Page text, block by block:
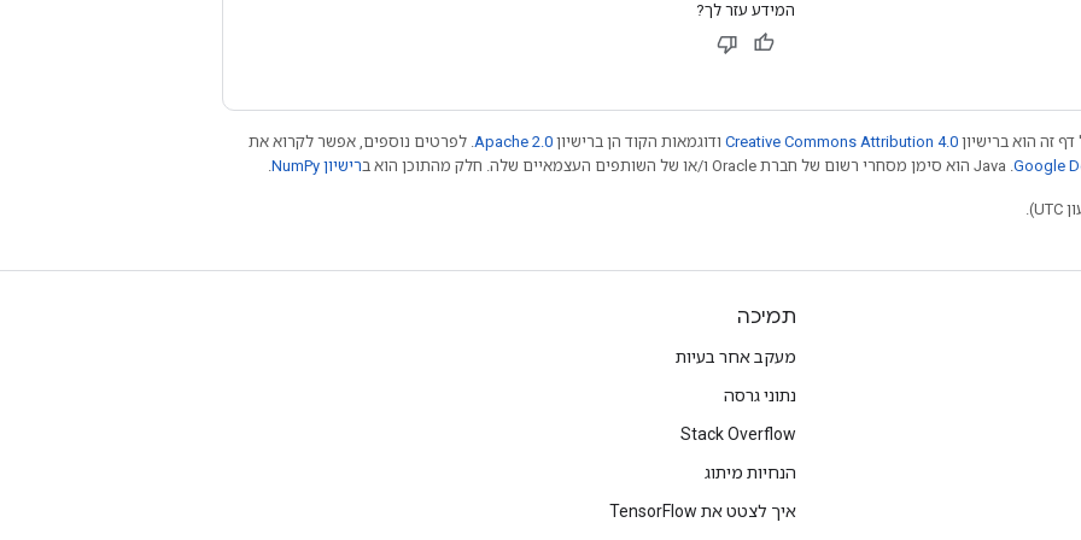
המידע עזר לך?
זה הוא ברישיון Creative Commons Attribution 4.0 ודוגמאות הקוד הן ברישיון Apache 2.0 . לפרטים נוספים, אפשר לקרוא את
רישיון NumPy‏
תמיכה
מעקב אחר בעיות
נתוני גרסה
Stack Overflow
הנחיות מיתוג
איך לצטט את TensorFlow